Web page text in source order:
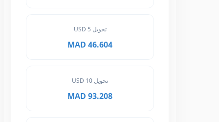
تحويل 5 USD
46.604 MAD
93.208 MAD